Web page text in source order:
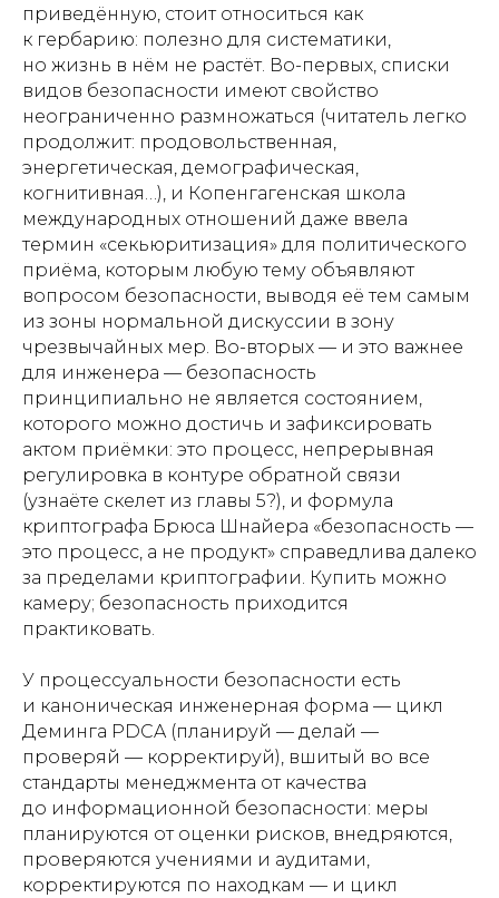
приведённую, стоит относиться как
к гербарию: полезно для систематики,
но жизнь в нём не растёт. Во-первых, списки
видов безопасности имеют свойство
неограниченно размножаться (читатель легко
продолжит: продовольственная,
энергетическая, демографическая,
когнитивная…), и Копенгагенская школа
международных отношений даже ввела
термин «секьюритизация» для политического
приёма, которым любую тему объявляют
вопросом безопасности, выводя её тем самым
из зоны нормальной дискуссии в зону
чрезвычайных мер. Во-вторых — и это важнее
для инженера — безопасность
принципиально не является состоянием,
которого можно достичь и зафиксировать
актом приёмки: это процесс, непрерывная
регулировка в контуре обратной связи
(узнаёте скелет из главы 5?), и формула
криптографа Брюса Шнайера «безопасность —
это процесс, а не продукт» справедлива далеко
за пределами криптографии. Купить можно
камеру; безопасность приходится
практиковать.
У процессуальности безопасности есть
и каноническая инженерная форма — цикл
Деминга PDCA (планируй — делай —
проверяй — корректируй), вшитый во все
стандарты менеджмента от качества
до информационной безопасности: меры
планируются от оценки рисков, внедряются,
проверяются учениями и аудитами,
корректируются по находкам — и цикл